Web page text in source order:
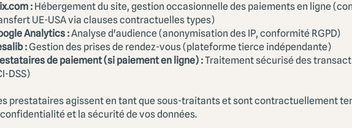
: Hébergement du site, gestion occasionnelle des paiements en ligne
UE-USA via clauses contractuelles types)
Analytics :Analyse d'audience (anonymisation des IP, conformité RGPD)
:Gestion des prises de rendez-vous (plateforme tierce indépendante)
de paiement (si paiement en ligne) :Traitement sécurisé des
DSS)
prestataires agissent en tant que sous-traitants et sont contractuellement
et la sécurité de vos données.